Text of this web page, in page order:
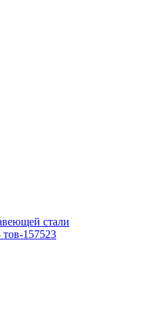
стали
157523